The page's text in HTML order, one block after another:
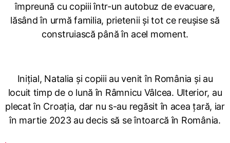
împreună cu copiii într-un autobuz de evacuare,
lăsând în urmă familia, prietenii și tot ce reușise să
construiască până în acel moment.
Inițial, Natalia și copiii au venit în România și au
locuit timp de o lună în Râmnicu Vâlcea. Ulterior, au
plecat în Croația, dar nu s-au regăsit în acea țară, iar
în martie 2023 au decis să se întoarcă în România.